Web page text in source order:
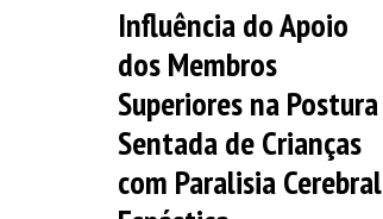
Influência do Apoio
dos Membros
Superiores na Postura
Sentada de Crianças
com Paralisia Cerebral